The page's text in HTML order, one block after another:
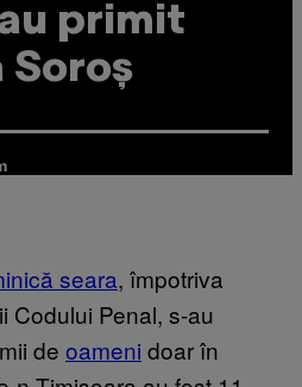
primit
Soroș
seara, împotriva
Codului Penal, s-au
de oameni doar în